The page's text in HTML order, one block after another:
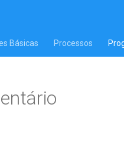
Básicas Processos